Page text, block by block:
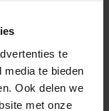
te
te bieden
Ook delen we
met onze